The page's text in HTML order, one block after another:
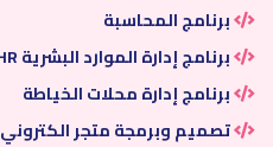
برنامج المحاسبة
برنامج إدارة الموارد البشرية HR
برنامج إدارة محلات الخياطة
تصميم وبرمجة متجر الكتروني